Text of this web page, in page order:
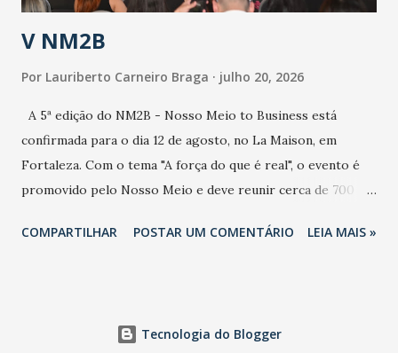
estratificação do risco da doença, para não so...
V NM2B
Por Lauriberto Carneiro Braga julho 20, 2026
A 5ª edição do NM2B - Nosso Meio to Business está
confirmada para o dia 12 de agosto, no La Maison, em
Fortaleza. Com o tema "A força do que é real", o evento é
promovido pelo Nosso Meio e deve reunir cerca de 700
e lideranças do Mercado Nacional. Desde 2022, o NM2B
LinkedIn, VISA, Grupo 3corações, TikTok e M. Dias Branco.
COMPARTILHAR POSTAR UM COMENTÁRIO LEIA MAIS »
Tecnologia do Blogger